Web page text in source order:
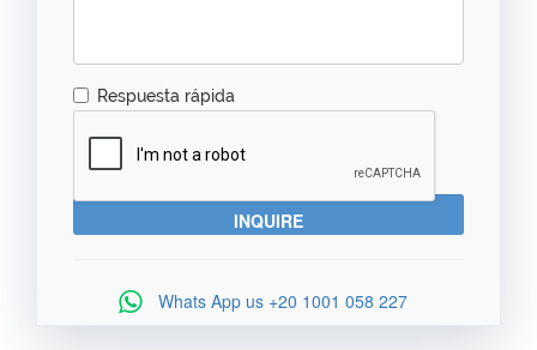
Respuesta rápida
Whats App us +20 1001 058 227